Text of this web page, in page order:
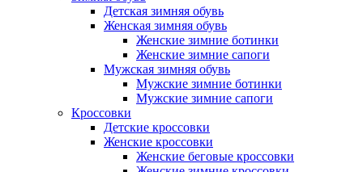
Детская зимняя обувь
Женская зимняя обувь
Женские зимние ботинки
Женские зимние сапоги
Мужская зимняя обувь
Мужские зимние ботинки
Мужские зимние сапоги
Кроссовки
Детские кроссовки
Женские кроссовки
Женские беговые кроссовки